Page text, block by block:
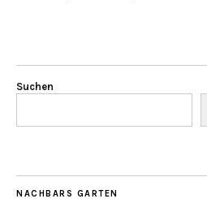
Suchen
NACHBARS GARTEN